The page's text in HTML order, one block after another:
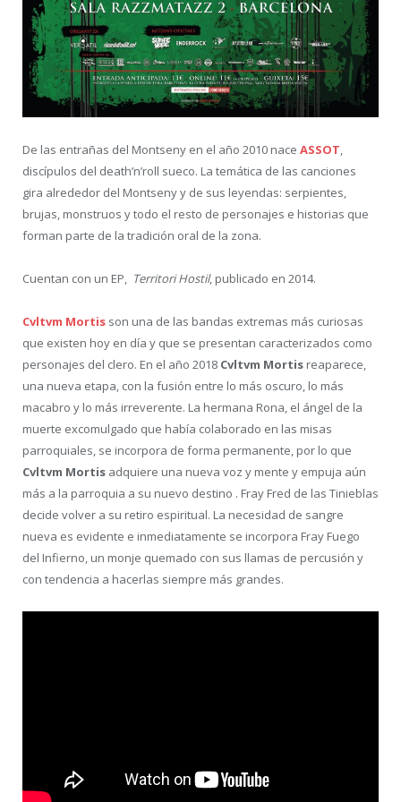
De las entrañas del Montseny en el año 2010 nace ASSOT,
discípulos del death’n’roll sueco. La temática de las canciones
gira alrededor del Montseny y de sus leyendas: serpientes,
brujas, monstruos y todo el resto de personajes e historias que
forman parte de la tradición oral de la zona.
Cuentan con un EP, Territori Hostil, publicado en 2014.
Cvltvm Mortis son una de las bandas extremas más curiosas
que existen hoy en día y que se presentan caracterizados como
personajes del clero. En el año 2018 Cvltvm Mortis reaparece,
una nueva etapa, con la fusión entre lo más oscuro, lo más
macabro y lo más irreverente. La hermana Rona, el ángel de la
muerte excomulgado que había colaborado en las misas
parroquiales, se incorpora de forma permanente, por lo que
Cvltvm Mortis adquiere una nueva voz y mente y empuja aún
más a la parroquia a su nuevo destino . Fray Fred de las Tinieblas
decide volver a su retiro espiritual. La necesidad de sangre
nueva es evidente e inmediatamente se incorpora Fray Fuego
del Infierno, un monje quemado con sus llamas de percusión y
con tendencia a hacerlas siempre más grandes.